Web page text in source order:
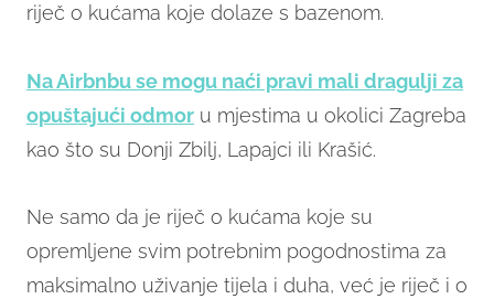
riječ o kućama koje dolaze s bazenom.
Na Airbnbu se mogu naći pravi mali dragulji za
opuštajući odmor u mjestima u okolici Zagreba
kao što su Donji Zbilj, Lapajci ili Krašić.
Ne samo da je riječ o kućama koje su
opremljene svim potrebnim pogodnostima za
maksimalno uživanje tijela i duha, već je riječ i o